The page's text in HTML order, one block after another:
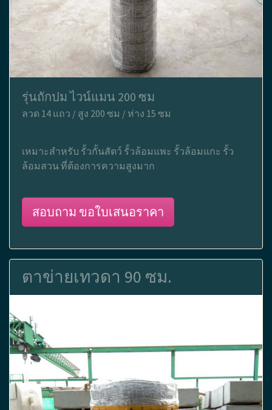
รุ่นถักปม ไวน์แมน 200 ซม
ลวด 14 แถว / สูง 200 ซม / ห่าง 15 ซม
เหมาะสำหรับ รั้วกั้นสัตว์ รั้วล้อมแพะ รั้วล้อมแกะ รั้ว
ล้อมสวน ที่ต้องการความสูงมาก
สอบถาม ขอใบเสนอราคา
ตาข่ายเทวดา 90 ซม.